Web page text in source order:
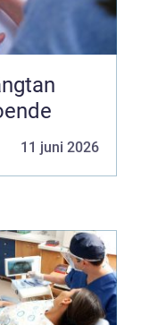
11 juni 2026